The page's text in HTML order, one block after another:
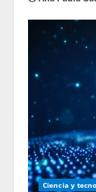
Ciencia y